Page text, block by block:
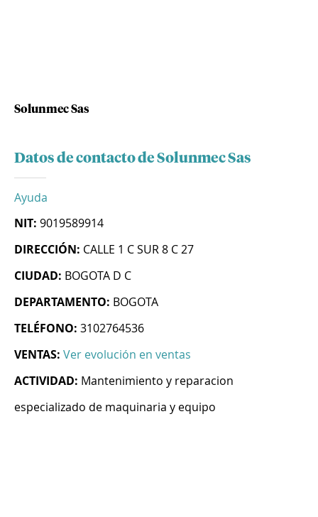
Solunmec Sas
Datos de contacto de Solunmec Sas
Ayuda
NIT: 9019589914
DIRECCIÓN: CALLE 1 C SUR 8 C 27
CIUDAD: BOGOTA D C
DEPARTAMENTO: BOGOTA
TELÉFONO: 3102764536
VENTAS: Ver evolución en ventas
ACTIVIDAD: Mantenimiento y reparacion
especializado de maquinaria y equipo